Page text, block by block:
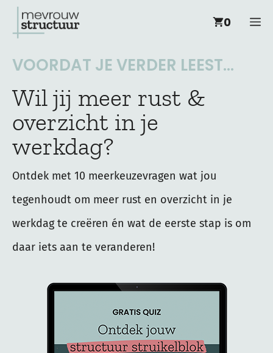
naar
0
VOORDAT JE VERDER LEEST...
Wil jij meer rust &
overzicht in je
werkdag?
Ontdek met 10 meerkeuzevragen wat jou
tegenhoudt om meer rust en overzicht in je
werkdag te creëren én wat de eerste stap is om
daar iets aan te veranderen!